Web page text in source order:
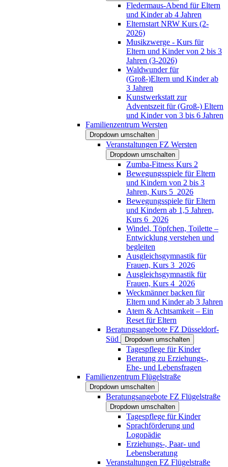
Fledermaus-Abend für Eltern
und Kinder ab 4 Jahren
Elternstart NRW Kurs (2-
2026)
Musikzwerge - Kurs für
Eltern und Kinder von 2 bis 3
Jahren (3-2026)
Waldwunder für
(Groß-)Eltern und Kinder ab
3 Jahren
Kunstwerkstatt zur
Adventszeit für (Groß-) Eltern
und Kinder von 3 bis 6 Jahren
Familienzentrum Wersten
Dropdown umschalten
Veranstaltungen FZ Wersten
Dropdown umschalten
Zumba-Fitness Kurs 2
Bewegungsspiele für Eltern
und Kindern von 2 bis 3
Jahren, Kurs 5_2026
Bewegungsspiele für Eltern
und Kindern ab 1,5 Jahren,
Kurs 6_2026
Windel, Töpfchen, Toilette –
Entwicklung verstehen und
begleiten
Ausgleichsgymnastik für
Frauen, Kurs 3_2026
Ausgleichsgymnastik für
Frauen, Kurs 4_2026
Weckmänner backen für
Eltern und Kinder ab 3 Jahren
Atem & Achtsamkeit – Ein
Reset für Eltern
Beratungsangebote FZ Düsseldorf-
Süd
Dropdown umschalten
Tagespflege für Kinder
Beratung zu Erziehungs-,
Ehe- und Lebensfragen
Familienzentrum Flügelstraße
Dropdown umschalten
Beratungsangebote FZ Flügelstraße
Dropdown umschalten
Tagespflege für Kinder
Sprachförderung und
Logopädie
Erziehungs-, Paar- und
Lebensberatung
Veranstaltungen FZ Flügelstraße